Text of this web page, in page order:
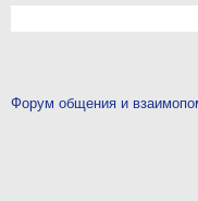
Форум общения и